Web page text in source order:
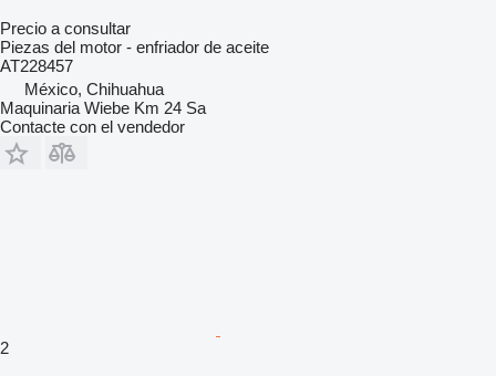
Precio a consultar
Piezas del motor - enfriador de aceite
AT228457
México, Chihuahua
Maquinaria Wiebe Km 24 Sa
Contacte con el vendedor
2